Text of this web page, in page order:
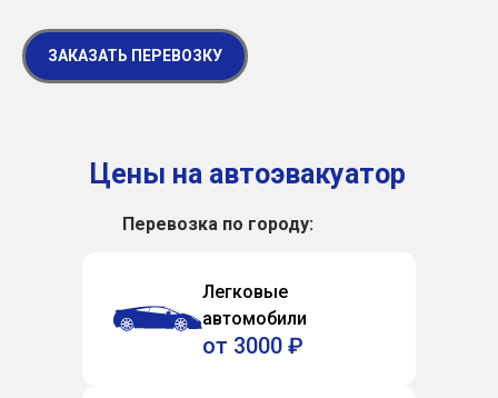
ЗАКАЗАТЬ ПЕРЕВОЗКУ
Легковые
автомобили
от 3000 ₽
Цены на автоэвакуатор
Перевозка по городу: